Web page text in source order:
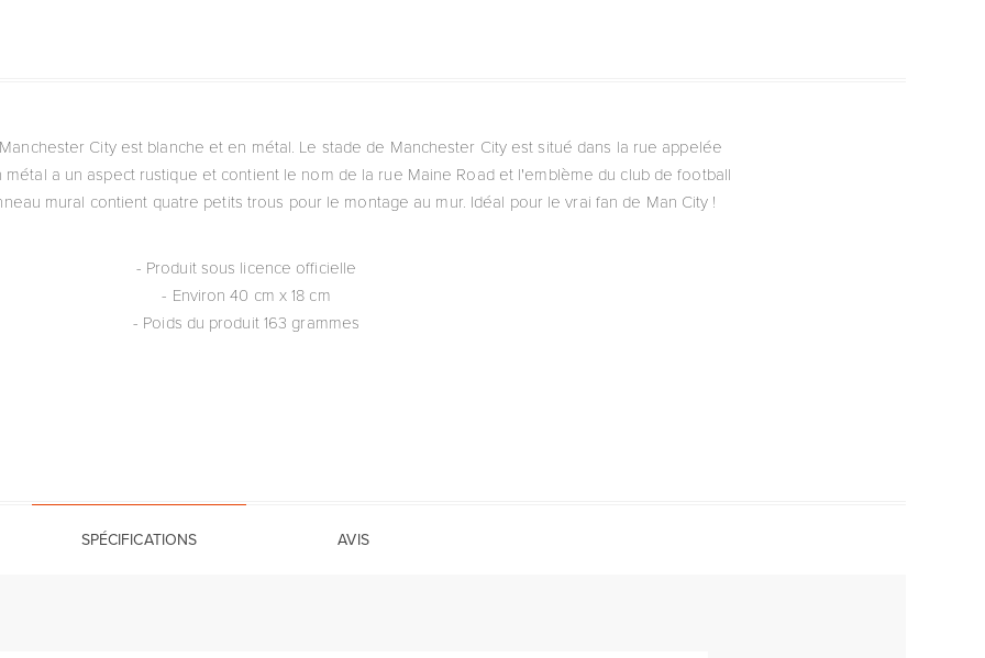
City est blanche et en métal. Le stade de Manchester City est situé dans la rue appelée
métal a un aspect rustique et contient le nom de la rue Maine Road et l'emblème du club de football
mural contient quatre petits trous pour le montage au mur. Idéal pour le vrai fan de Man City !
- Produit sous licence officielle
- Environ 40 cm x 18 cm
- Poids du produit 163 grammes
SPÉCIFICATIONS AVIS